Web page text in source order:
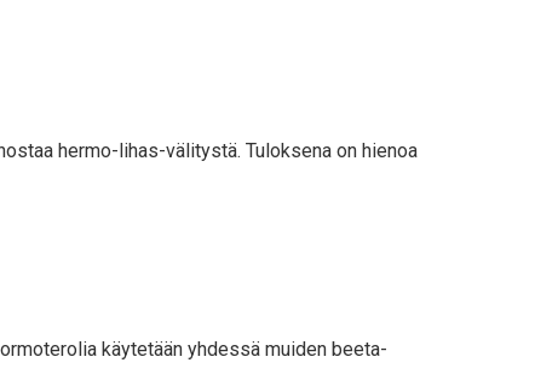
hermo-lihas-välitystä. Tuloksena on hienoa
käytetään yhdessä muiden beeta-